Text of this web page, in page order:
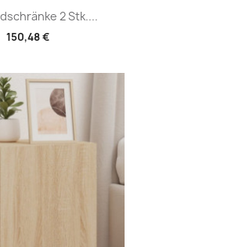
2 Stk....
150,48 €
Vorschau